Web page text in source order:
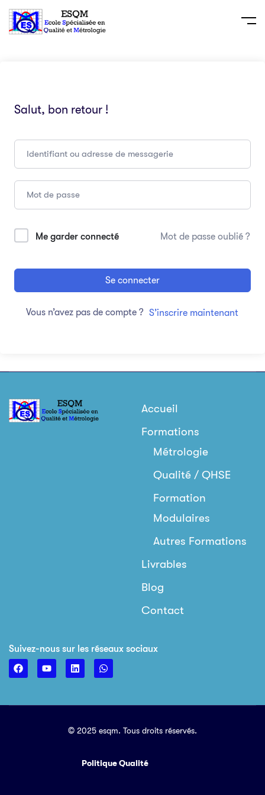
Salut, bon retour !
Me garder connecté Mot de passe oublié ?
Se connecter
Vous n’avez pas de compte ? S’inscrire maintenant
Accueil
Formations
Métrologie
Qualité / QHSE
Formation
Modulaires
Autres Formations
Livrables
Blog
Contact
Suivez-nous sur les réseaux sociaux
© 2025 esqm. Tous droits réservés.
Politique Qualité